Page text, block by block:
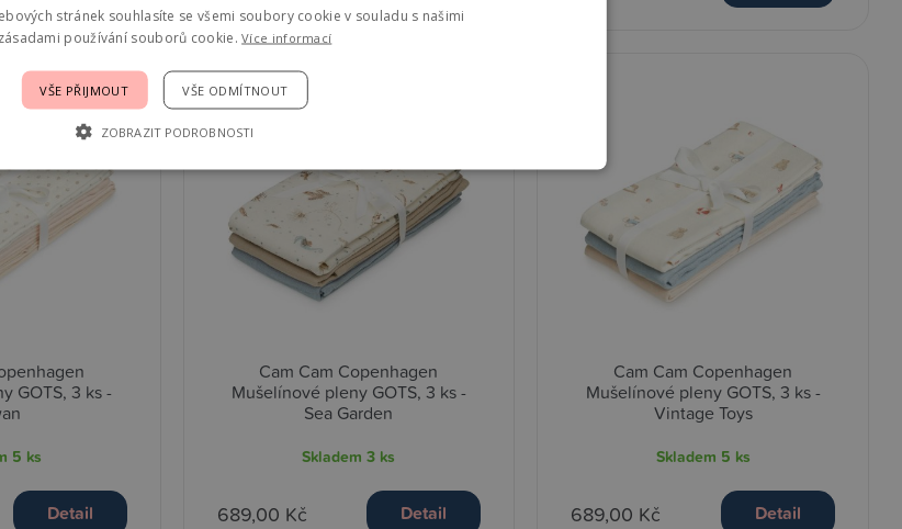
GOTS, 3 ks -
5 ks
Detail
Cam Cam Copenhagen
Mušelínové pleny GOTS, 3 ks -
Sea Garden
Skladem3 ks
689,00 Kč Detail
Cam Cam Copenhagen
Mušelínové pleny GOTS, 3 ks -
Vintage Toys
Skladem 5 ks
689,00 Kč Detail
stránek souhlasíte se všemi soubory cookie v souladu s našimi
zásadami používání souborů cookie.Více informací
VŠE PŘIJMOUT VŠE ODMÍTNOUT
ZOBRAZIT PODROBNOSTI